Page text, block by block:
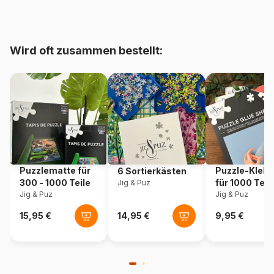
Artikelnummer Castorland-104550
EAN 5904438104550
Teileanzahl 1000 Teile
Maße 68 x 47 cm
Wird oft zusammen bestellt:
Puzzlematte für
300 - 1000 Teile
Jig & Puz
6 Sortierkästen
Jig & Puz
Puzzle-
für 1000
Jig & Puz